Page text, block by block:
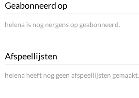
Geabonneerd op
helena is nog nergens op geabonneerd.
Afspeellijsten
helena heeft nog geen afspeellijsten gemaakt.